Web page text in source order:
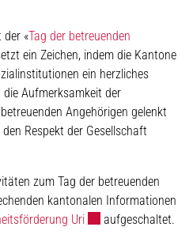
der «Tag der betreuenden
in einem neuen Fenster geöffnet.
ein Zeichen, indem die Kantone
ein herzliches
Aufmerksamkeit der
Angehörigen gelenkt
Respekt der Gesellschaft
zum Tag der betreuenden
kantonalen Informationen
UriExterner Link wird in
aufgeschaltet.